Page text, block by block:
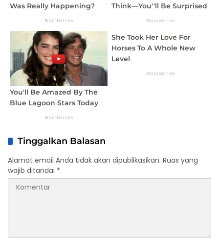
Tinggalkan Balasan
Alamat email Anda tidak akan dipublikasikan. Ruas yang
wajib ditandai *